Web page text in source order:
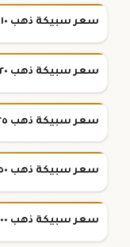
سعر سبيكة ذهب ١٠ جرام عيار ٢٤
سعر سبيكة ذهب ٢٠ جرام عيار ٢٤
سعر سبيكة ذهب ٢٥ جرام عيار ٢٤
سعر سبيكة ذهب ٥٠ جرام عيار ٢٤
سعر سبيكة ذهب ١٠٠ جرام عيار ٢٤